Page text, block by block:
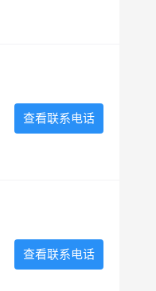
查看联系电话
查看联系电话